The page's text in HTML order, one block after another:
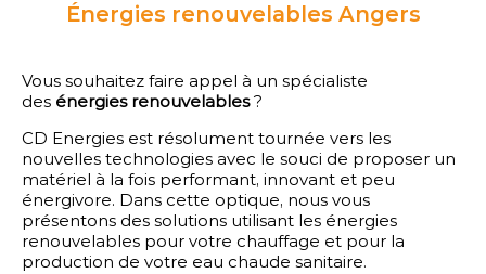
Énergies renouvelables Angers
Vous souhaitez faire appel à un spécialiste
des énergies renouvelables?
CD Energies est résolument tournée vers les
nouvelles technologies avec le souci de proposer un
matériel à la fois performant, innovant et peu
énergivore. Dans cette optique, nous vous
présentons des solutions utilisant les énergies
renouvelables pour votre chauffage et pour la
production de votre eau chaude sanitaire.